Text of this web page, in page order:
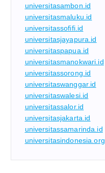
universitasambon.id
universitasmaluku.id
universitassofifi.id
universitasjayapura.id
universitaspapua.id
universitasmanokwari.id
universitassorong.id
universitaswanggar.id
universitaswalesi.id
universitassalor.id
universitasjakarta.id
universitassamarinda.id
universitasindonesia.org